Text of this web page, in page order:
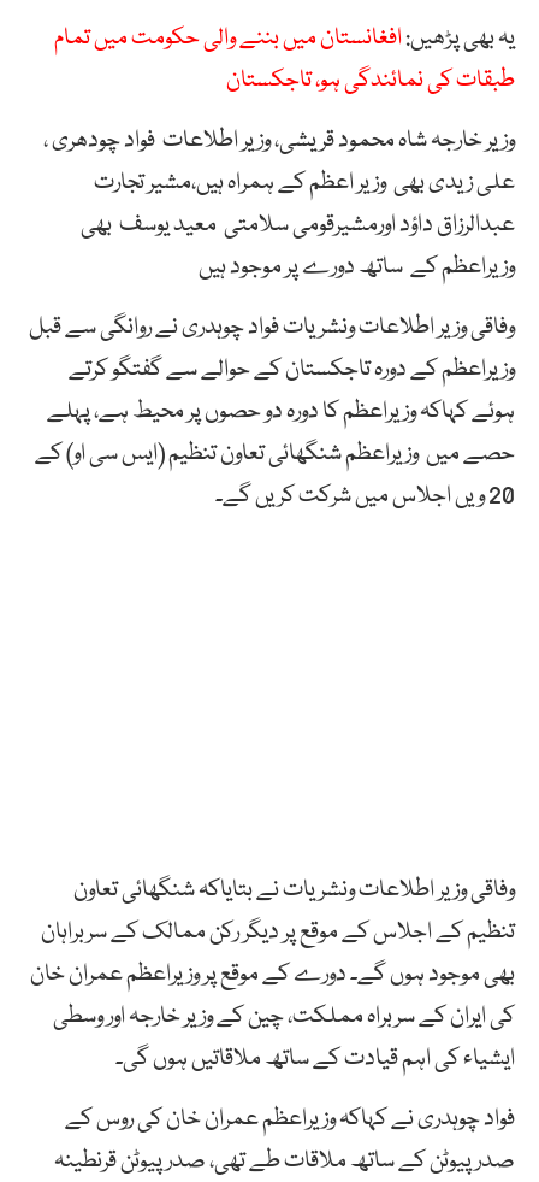
یہ بھی پڑھیں:افغانستان میں بننے والی حکومت میں تمام
طبقات کی نمائندگی ہو، تاجکستان
وزیر خارجہ شاہ محمود قریشی، وزیر اطلاعات فواد چودھری ،
علی زیدی بھی وزیر اعظم کے ہمراہ ہیں،مشیر تجارت
عبدالرزاق داؤد اورمشیرقومی سلامتی معید یوسف بھی
وزیراعظم کے ساتھ دورے پر موجود ہیں
وفاقی وزیر اطلاعات ونشریات فواد چوہدری نے روانگی سے قبل
وزیراعظم کے دورہ تاجکستان کے حوالے سے گفتگو کرتے
ہوئے کہاکہ وزیراعظم کا دورہ دو حصوں پر محیط ہے، پہلے
حصے میں وزیراعظم شنگھائی تعاون تنظیم (ایس سی او) کے
20 ویں اجلاس میں شرکت کریں گے۔
وفاقی وزیر اطلاعات ونشریات نے بتایاکہ شنگھائی تعاون
تنظیم کے اجلاس کے موقع پر دیگر رکن ممالک کے سربراہان
بھی موجود ہوں گے۔ دورے کے موقع پر وزیراعظم عمران خان
کی ایران کے سربراہ مملکت، چین کے وزیر خارجہ اور وسطی
ایشیاء کی اہم قیادت کے ساتھ ملاقاتیں ہوں گی۔
فواد چوہدری نے کہاکہ وزیراعظم عمران خان کی روس کے
صدر پیوٹن کے ساتھ ملاقات طے تھی، صدر پیوٹن قرنطینہ